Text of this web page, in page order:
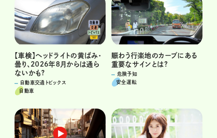
【車検】ヘッドライトの黄ばみ・
曇り、2026年8月からは通ら
ないかも?
自動車交通トピックス
自動車
賑わう行楽地のカーブにある
重要なサインとは?
危険予知
安全運転